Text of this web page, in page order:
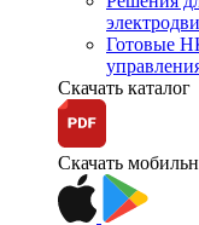
Готовые
Скачать каталог
Скачать